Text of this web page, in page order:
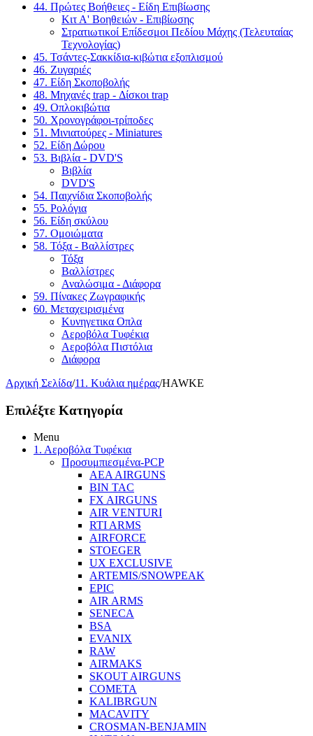
44. Πρώτες Βοήθειες - Είδη Επιβίωσης
Κιτ Α' Βοηθειών - Επιβίωσης
Στρατιωτικοί Επίδεσμοι Πεδίου Μάχης (Τελευταίας
Τεχνολογίας)
45. Τσάντες-Σακκίδια-κιβώτια εξοπλισμού
46. Ζυγαριές
47. Είδη Σκοποβολής
48. Μηχανές trap - Δίσκοι trap
49. Οπλοκιβώτια
50. Χρονογράφοι-τρίποδες
51. Μινιατούρες - Miniatures
52. Είδη Δώρου
53. Βιβλία - DVD'S
Βιβλία
DVD'S
54. Παιχνίδια Σκοποβολής
55. Ρολόγια
56. Είδη σκύλου
57. Ομοιώματα
58. Τόξα - Βαλλίστρες
Τόξα
Βαλλίστρες
Αναλώσιμα - Διάφορα
59. Πίνακες Ζωγραφικής
60. Μεταχειρισμένα
Κυνηγετικα Οπλα
Αεροβόλα Τυφέκια
Αεροβόλα Πιστόλια
Διάφορα
Αρχική Σελίδα/11. Κυάλια ημέρας/HAWKE
Επιλέξτε Κατηγορία
Menu
1. Αεροβόλα Τυφέκια
Προσυμπιεσμένα-PCP
AEA AIRGUNS
BIN TAC
FX AIRGUNS
AIR VENTURI
RTI ARMS
AIRFORCE
STOEGER
UX EXCLUSIVE
ARTEMIS/SNOWPEAK
EPIC
AIR ARMS
SENECA
BSA
EVANIX
RAW
AIRMAKS
SKOUT AIRGUNS
COMETA
KALIBRGUN
MACAVITY
CROSMAN-BENJAMIN